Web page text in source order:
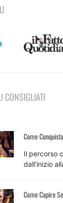
CONSIGLIATI
Come
Il percorso
dall'inizio
Come Capire